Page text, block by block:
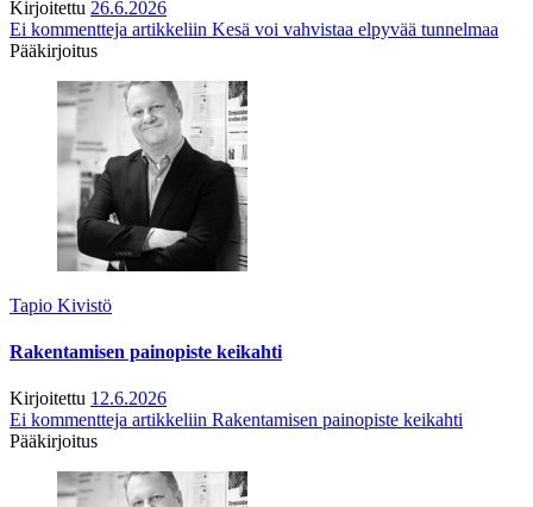
Kirjoitettu 26.6.2026
Ei kommentteja artikkeliin Kesä voi vahvistaa elpyvää tunnelmaa
Pääkirjoitus
Tapio Kivistö
Rakentamisen painopiste keikahti
Kirjoitettu 12.6.2026
Ei kommentteja artikkeliin Rakentamisen painopiste keikahti
Pääkirjoitus